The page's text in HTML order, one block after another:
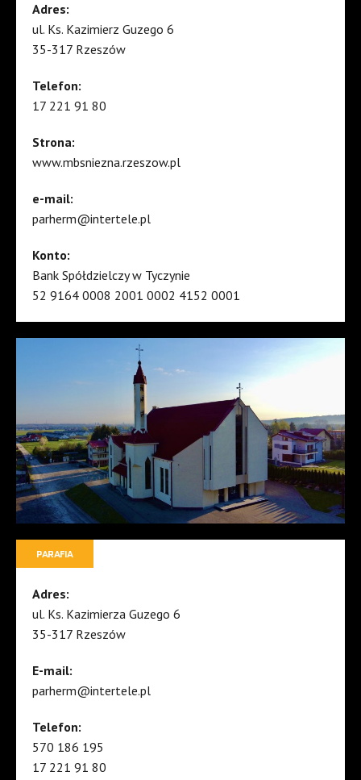
Adres:
ul. Ks. Kazimierz Guzego 6
35-317 Rzeszów
Telefon:
17 221 91 80
Strona:
www.mbsniezna.rzeszow.pl
e-mail:
parherm@intertele.pl
Konto:
Bank Spółdzielczy w Tyczynie
52 9164 0008 2001 0002 4152 0001
PARAFIA
Adres:
ul. Ks. Kazimierza Guzego 6
35-317 Rzeszów
E-mail:
parherm@intertele.pl
Telefon:
570 186 195
17 221 91 80